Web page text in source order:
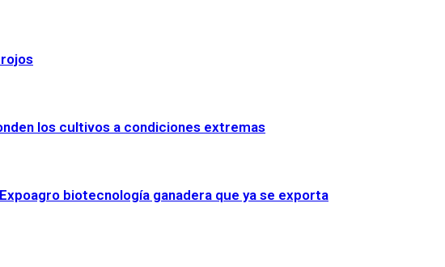
los cultivos a condiciones extremas
biotecnología ganadera que ya se exporta